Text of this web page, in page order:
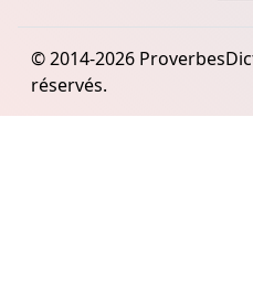
© 2014-2026
réservés.